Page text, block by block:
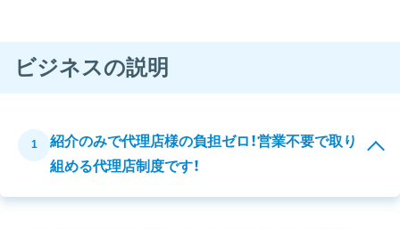
ビジネスの説明
1
紹介のみで代理店様の負担ゼロ！営業不要で取り
組める代理店制度です！